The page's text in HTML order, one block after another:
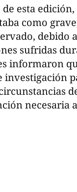
esta edición,
como
debido
sufridas
informaron
investigación
necesaria